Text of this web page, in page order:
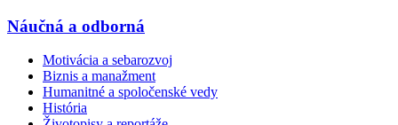
Náučná a odborná
Motivácia a sebarozvoj
Biznis a manažment
Humanitné a spoločenské vedy
História